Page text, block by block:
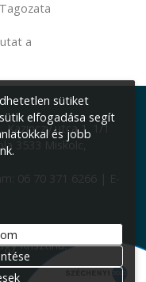
a
utca 1. 1/1
3533 Miskolc,
06 70 371 6266 | E-
Krisztina, Váradi
sütiket
elfogadása segít
és jobb